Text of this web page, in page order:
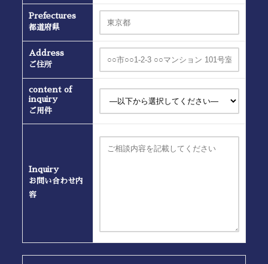
Prefectures
都道府県
Address
ご住所
content of
inquiry
ご用件
Inquiry
お問い合わせ内
容